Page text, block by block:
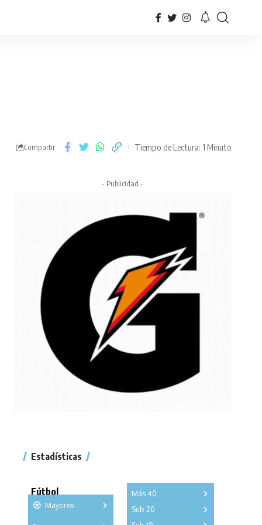
Compartir Tiempo de Lectura: 1 Minuto
- Publicidad -
Estadísticas
Fútbol
Mayores
Más 40
Sub 20